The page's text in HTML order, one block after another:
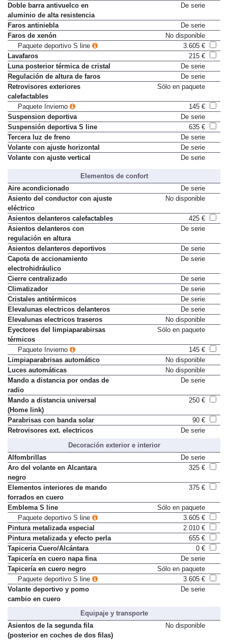
Doble barra antivuelco en
aluminio de alta resistencia
De serie
Faros antiniebla
De serie
Faros de xenón
No disponible
Paquete deportivo S line
3.605 €
Lavafaros
215 €
Luna posterior térmica de cristal
De serie
Regulación de altura de faros
De serie
Retrovisores exteriores
calefactables
Sólo en paquete
Paquete Invierno
145 €
Suspension deportiva
De serie
Suspensión deportiva S line
635 €
Tercera luz de freno
De serie
Volante con ajuste horizontal
De serie
Volante con ajuste vertical
De serie
Elementos de confort
Aire acondicionado
De serie
Asiento del conductor con ajuste
eléctrico
No disponible
Asientos delanteros calefactables
425 €
Asientos delanteros con
regulación en altura
De serie
Asientos delanteros deportivos
De serie
Capota de accionamiento
electrohidráulico
De serie
Cierre centralizado
De serie
Climatizador
De serie
Cristales antitérmicos
De serie
Elevalunas electricos delanteros
De serie
Elevalunas electricos traseros
No disponible
Eyectores del limpiaparabirsas
térmicos
Sólo en paquete
Paquete Invierno
145 €
Limpiaparabrisas automático
No disponible
Luces automáticas
No disponible
Mando a distancia por ondas de
radio
De serie
Mando a distancia universal
(Home link)
250 €
Parabrisas con banda solar
90 €
Retrovisores ext. electricos
De serie
Decoración exterior e interior
Alfombrillas
De serie
Aro del volante en Alcantara
negro
325 €
Elementos interiores de mando
forrados en cuero
375 €
Emblema S line
Sólo en paquete
Paquete deportivo S line
3.605 €
Pintura metalizada especial
2.010 €
Pintura metalizada y efecto perla
655 €
Tapiceria Cuero/Alcántara
0 €
Tapicería en cuero napa fina
De serie
Tapicería en cuero negro
Sólo en paquete
Paquete deportivo S line
3.605 €
Volante deportivo y pomo
cambio en cuero
De serie
Equipaje y transporte
Asientos de la segunda fila
(posterior en coches de dos filas)
No disponible